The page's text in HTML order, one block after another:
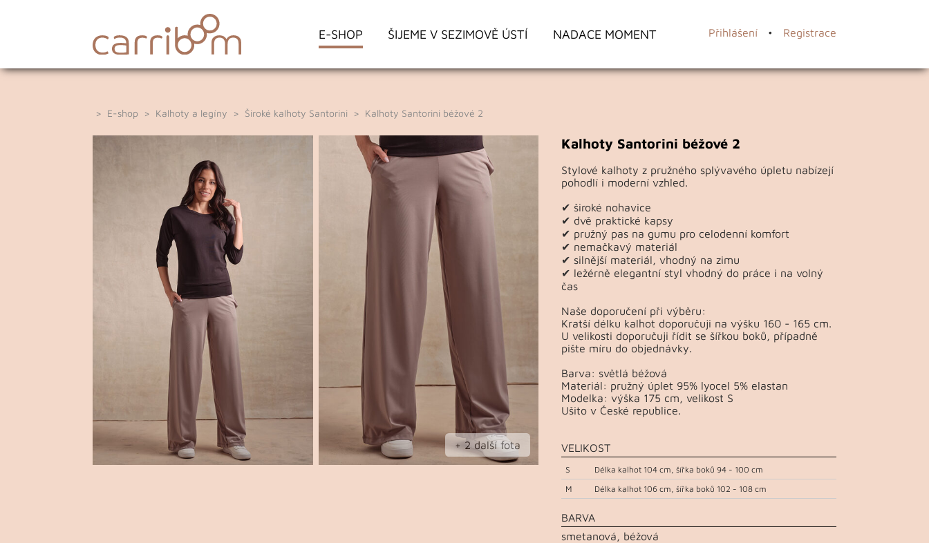
E-SHOP ŠIJEME V SEZIMOVĚ ÚSTÍ NADACE MOMENT Přihlášení• Registrace
> E-shop > Kalhoty a legíny > Široké kalhoty Santorini > Kalhoty Santorini béžové 2
+ 2 další fota
Kalhoty Santorini béžové 2
Stylové kalhoty z pružného splývavého úpletu nabízejí
pohodlí i moderní vzhled.
✔ široké nohavice
✔ dvě praktické kapsy
✔ pružný pas na gumu pro celodenní komfort
✔ nemačkavý materiál
✔ silnější materiál, vhodný na zimu
✔ ležérně elegantní styl vhodný do práce i na volný
čas
Naše doporučení při výběru:
Kratší délku kalhot doporučuji na výšku 160 - 165 cm.
U velikosti doporučuji řídit se šířkou boků, případně
pište míru do objednávky.
Barva: světlá béžová
Materiál: pružný úplet 95% lyocel 5% elastan
Modelka: výška 175 cm, velikost S
Ušito v České republice.
VELIKOST
S
Délka kalhot 104 cm, šířka boků 94 - 100 cm
M
Délka kalhot 106 cm, šířka boků 102 - 108 cm
BARVA
smetanová, béžová